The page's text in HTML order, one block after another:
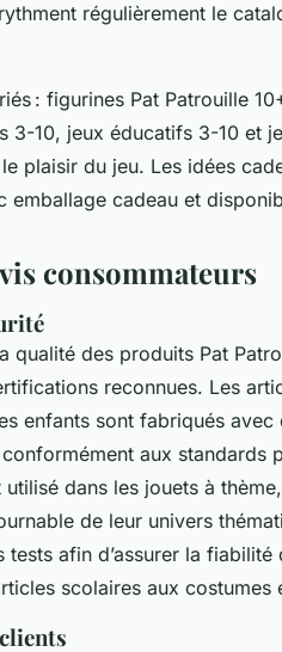
régulièrement le
: figurines Pat Patrouille
3-10, jeux éducatifs 3-10 et
plaisir du jeu. Les idées
emballage cadeau et
consommateurs
qualité des produits Pat
reconnues. Les
enfants sont fabriqués
aux standards
dans les jouets à
de leur univers
afin d’assurer la
scolaires aux costumes